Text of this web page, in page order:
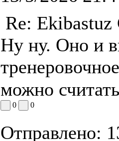
Re: Ekibastuz
Ну ну. Оно и
можно
0 0
Отправлено: